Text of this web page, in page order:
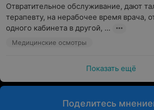
Отвратительное обслуживание, дают
терапевту, на нерабочее время врача,
одного кабинета в другой, ...
Медицинские осмотры
Показать ещё
Поделитесь